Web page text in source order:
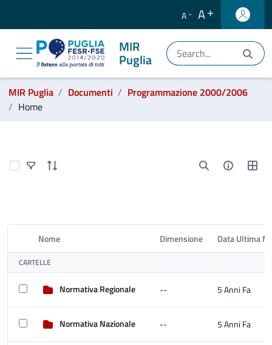
A
A
MIR
Puglia
MIR Puglia Documenti
Programmazione 2000/2006
Home
Select Items
Elemento Selezionato
Nome Dimensione Data Ultima
CARTELLE
Normativa Regionale -- 5 Anni Fa
Normativa Nazionale -- 5 Anni Fa